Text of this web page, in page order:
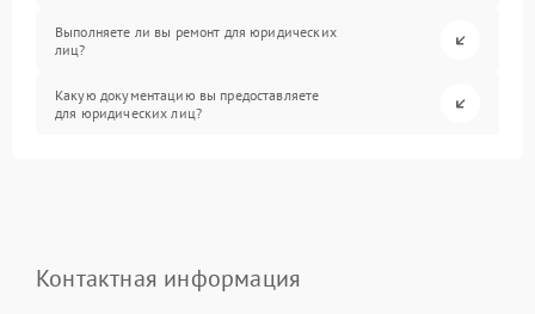
Выполняете ли вы ремонт для юридических
лиц?
Какую документацию вы предоставляете
для юридических лиц?
Контактная информация